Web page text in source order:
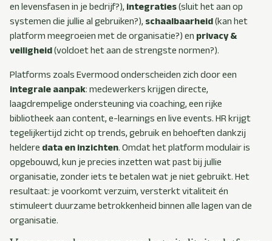
en levensfasen in je bedrijf?), integraties(sluit het aan op
systemen die jullie al gebruiken?), schaalbaarheid(kan het
platform meegroeien met de organisatie?) en privacy &
veiligheid(voldoet het aan de strengste normen?).
Platforms zoals Evermood onderscheiden zich door een
integrale aanpak: medewerkers krijgen directe,
laagdrempelige ondersteuning via coaching, een rijke
bibliotheek aan content, e-learnings en live events. HR krijgt
tegelijkertijd zicht op trends, gebruik en behoeften dankzij
heldere data en inzichten. Omdat het platform modulair is
opgebouwd, kun je precies inzetten wat past bij jullie
organisatie, zonder iets te betalen wat je niet gebruikt. Het
resultaat: je voorkomt verzuim, versterkt vitaliteit én
stimuleert duurzame betrokkenheid binnen alle lagen van de
organisatie.